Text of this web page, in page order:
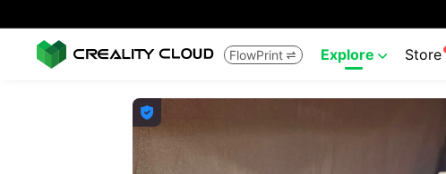
FlowPrint  Explore  Store
